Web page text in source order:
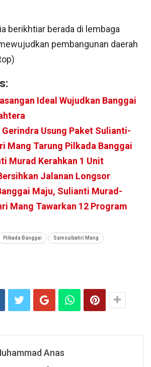
berikhtiar berada di lembaga
pembangunan daerah
Ideal Wujudkan Banggai
Usung Paket Sulianti-
Mang Tarung Pilkada Banggai
Murad Kerahkan 1 Unit
Jalanan Longsor
Maju, Sulianti Murad-
Mang Tawarkan 12 Program
Pilkada Banggai Samsulbahri Mang
Anas